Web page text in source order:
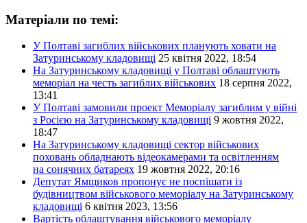
Матеріали по темі:
У Полтаві загиблих військових планують ховати на
Затуринському кладовищі 25 квітня 2022, 18:54
На Затуринському кладовищі у Полтаві облаштують
меморіал на честь загиблих військових 18 серпня 2022,
13:41
У Полтаві замовили проект Меморіалу загиблим у війні
з Росією на Затуринському кладовищі 9 жовтня 2022,
18:47
На Затуринському кладовищі сектор військових
поховань обладнають відеокамерами та освітленням
на сонячних батареях 19 жовтня 2022, 20:16
Депутат Ямщиков пропонує не поспішати із
будівництвом військового меморіалу на Затуринському
кладовищі 6 квітня 2023, 13:56
Вартість облаштування військового меморіалу